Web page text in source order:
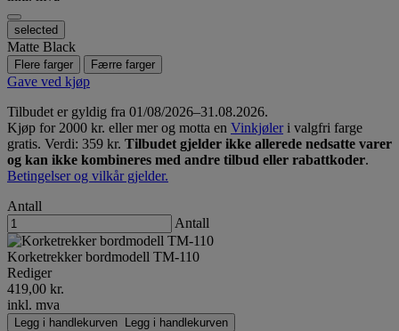
selected
Matte Black
Flere farger Færre farger
Gave ved kjøp
Tilbudet er gyldig fra 01/08/2026–31.08.2026.
Kjøp for 2000 kr. eller mer og motta en Vinkjøleri valgfri farge
gratis. Verdi: 359 kr. Tilbudet gjelder ikke allerede nedsatte varer
og kan ikke kombineres med andre tilbud eller rabattkoder.
Betingelser og vilkår gjelder.
Antall
Antall
Korketrekker bordmodell TM-110
Rediger
419,00 kr.
inkl. mva
Legg i handlekurven Legg i handlekurven